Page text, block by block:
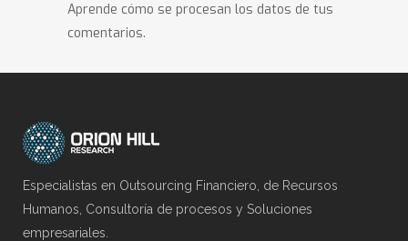
Aprende cómo se procesan los datos de tus
comentarios.
Especialistas en Outsourcing Financiero, de Recursos
Humanos, Consultoría de procesos y Soluciones
empresariales.